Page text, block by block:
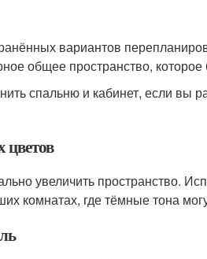
вариантов
общее пространство,
спальню и кабинет, если вы
цветов
увеличить пространство.
комнатах, где тёмные тона